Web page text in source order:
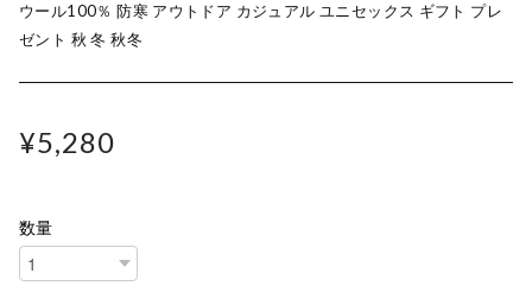
ウール100％ 防寒 アウトドア カジュアル ユニセックス ギフト プレ
ゼント 秋 冬 秋冬
¥5,280
数量